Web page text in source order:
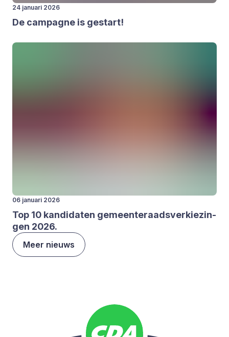
24 januari 2026
De cam­pag­ne is gestart!
06 januari 2026
Top 10 kan­di­da­ten gemeen­te­raads­ver­kie­zin­
gen 2026.
Meer nieuws